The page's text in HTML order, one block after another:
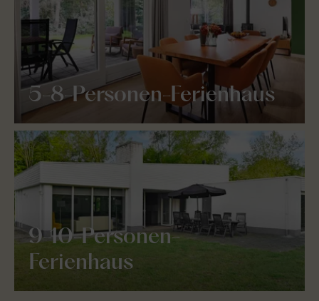
5-8-Personen-Ferienhaus
9-10-Personen-
Ferienhaus